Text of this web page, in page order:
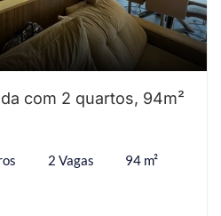
com 2 quartos, 94m²
2 Vagas 94 m²